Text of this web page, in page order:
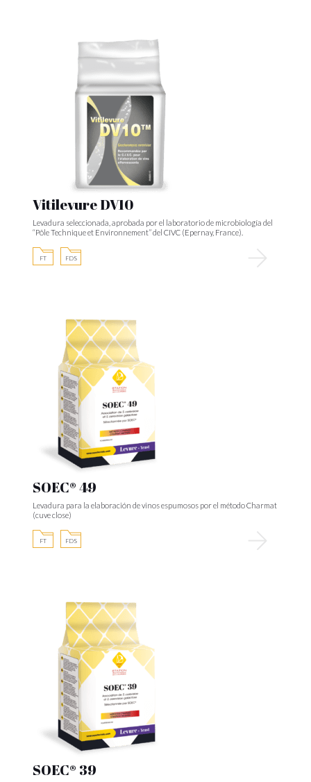
Vitilevure DV10
Levadura seleccionada, aprobada por el laboratorio de microbiología del
“Pôle Technique et Environnement” del CIVC (Epernay, France).
FT FDS
SOEC® 49
Levadura para la elaboración de vinos espumosos por el método Charmat
(cuve close)
FT FDS
SOEC® 39